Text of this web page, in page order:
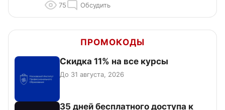
75 Обсудить
ПРОМОКОДЫ
Скидка 11% на все курсы
До 31 августа, 2026
35 дней бесплатного доступа к